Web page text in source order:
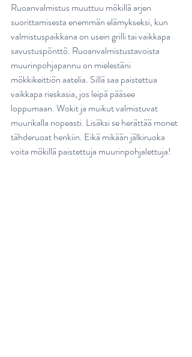
Ruoanvalmistus muuttuu mökillä arjen
suorittamisesta enemmän elämykseksi, kun
valmistuspaikkana on usein grilli tai vaikkapa
savustuspönttö. Ruoanvalmistustavoista
muurinpohjapannu on mielestäni
mökkikeittiön aatelia. Sillä saa paistettua
vaikkapa rieskasia, jos leipä pääsee
loppumaan. Wokit ja muikut valmistuvat
muurikalla nopeasti. Lisäksi se herättää monet
tähderuoat henkiin. Eikä mikään jälkiruoka
voita mökillä paistettuja muurinpohjalettuja!